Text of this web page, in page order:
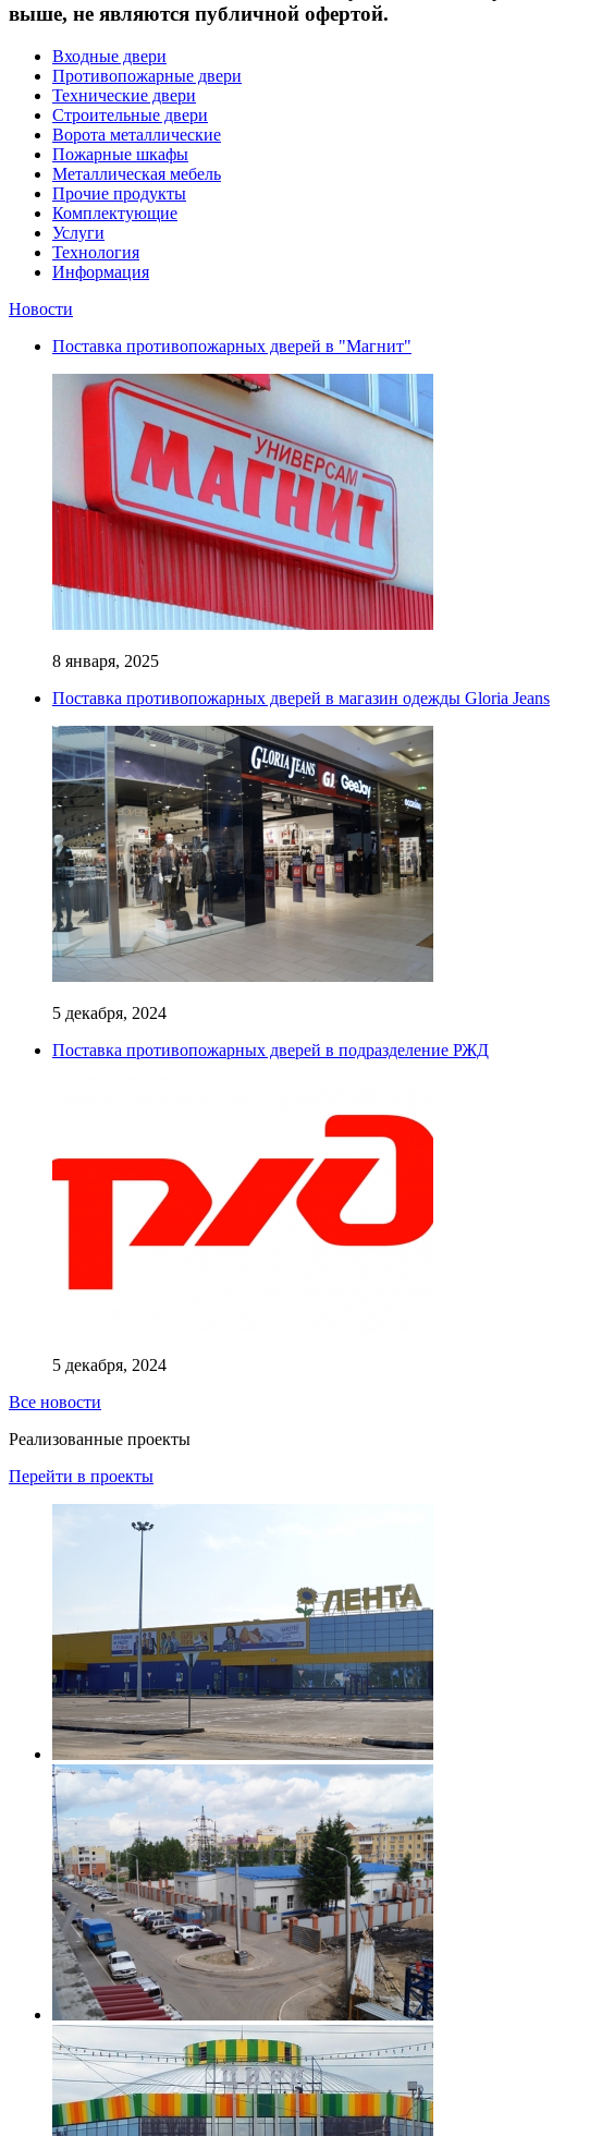
выше, не являются публичной офертой.
Входные двери
Противопожарные двери
Технические двери
Строительные двери
Ворота металлические
Пожарные шкафы
Металлическая мебель
Прочие продукты
Комплектующие
Услуги
Технология
Информация
Новости
Поставка противопожарных дверей в "Магнит"
8 января, 2025
Поставка противопожарных дверей в магазин одежды Gloria Jeans
5 декабря, 2024
Поставка противопожарных дверей в подразделение РЖД
5 декабря, 2024
Все новости
Реализованные проекты
Перейти в проекты